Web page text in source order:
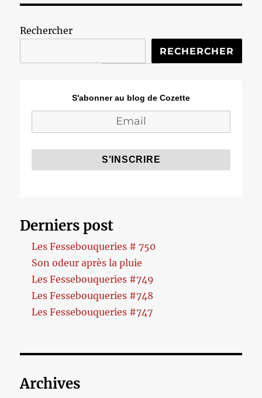
Rechercher
RECHERCHER
S'abonner au blog de Cozette
Derniers post
Les Fessebouqueries # 750
Son odeur après la pluie
Les Fessebouqueries #749
Les Fessebouqueries #748
Les Fessebouqueries #747
Archives